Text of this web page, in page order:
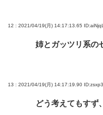
12 : 2021/04/19(月) 14:17:13.65
姉とガッツリ系の
13 : 2021/04/19(月) 14:17:19.90
どう考えてもすず